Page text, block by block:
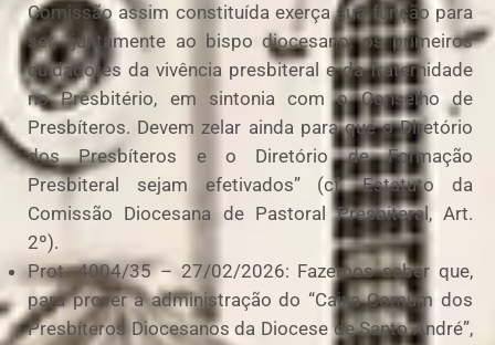
Comissão assim constituída exerça sua função para
ser, “juntamente ao bispo diocesano, os primeiros
cuidadores da vivência presbiteral e da fraternidade
no Presbitério, em sintonia com o Conselho de
Presbíteros. Devem zelar ainda para que o Diretório
dos Presbíteros e o Diretório de Formação
Presbiteral sejam efetivados” (cf. Estatuto da
Comissão Diocesana de Pastoral Presbiteral, Art.
2º).
Prot. 4004/35 – 27/02/2026: Fazemos saber que,
para prover a administração do “Caixa Comum dos
Presbíteros Diocesanos da Diocese de Santo André”,